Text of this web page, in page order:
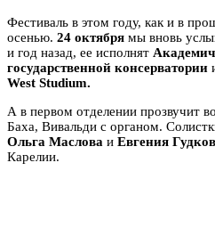
Фестиваль в этом году, как и в
осенью. 24 октября мы вновь
и год назад, ее исполнят
государственной консерватории
West Studium.
А в первом отделении прозвучит
Баха, Вивальди с органом.
Ольга Маслова и Евгения
Карелии.